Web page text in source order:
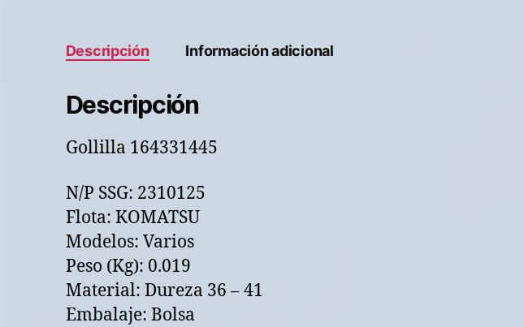
Descripción Información adicional
Descripción
Gollilla 164331445
N/P SSG: 2310125
Flota: KOMATSU
Modelos: Varios
Peso (Kg): 0.019
Material: Dureza 36 – 41
Embalaje: Bolsa